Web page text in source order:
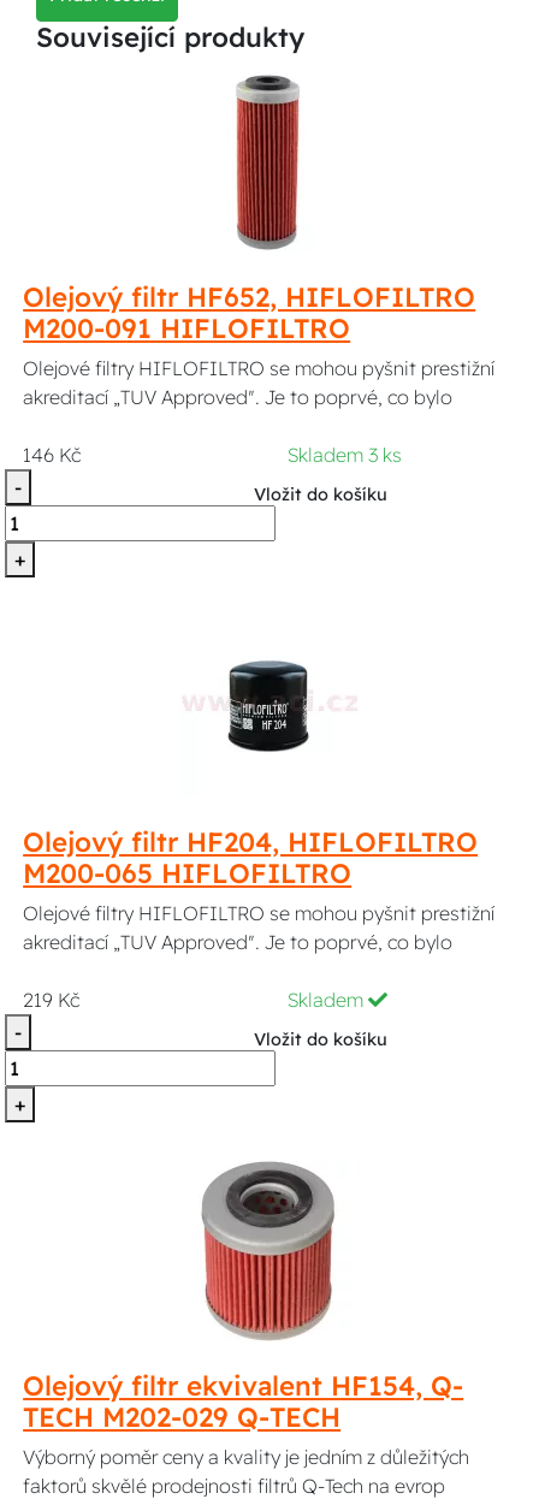
Související produkty
Olejový filtr HF652, HIFLOFILTRO
M200-091 HIFLOFILTRO
Olejové filtry HIFLOFILTRO se mohou pyšnit prestižní
akreditací „TUV Approved". Je to poprvé, co bylo
146 Kč
Skladem 3 ks
-
+
Vložit do košíku
Olejový filtr HF204, HIFLOFILTRO
M200-065 HIFLOFILTRO
Olejové filtry HIFLOFILTRO se mohou pyšnit prestižní
akreditací „TUV Approved". Je to poprvé, co bylo
219 Kč
Skladem
-
+
Vložit do košíku
Olejový filtr ekvivalent HF154, Q-
TECH M202-029 Q-TECH
Výborný poměr ceny a kvality je jedním z důležitých
faktorů skvělé prodejnosti filtrů Q-Tech na evrop